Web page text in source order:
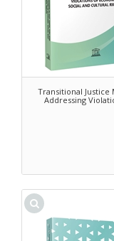
Transitional Justice
Addressing